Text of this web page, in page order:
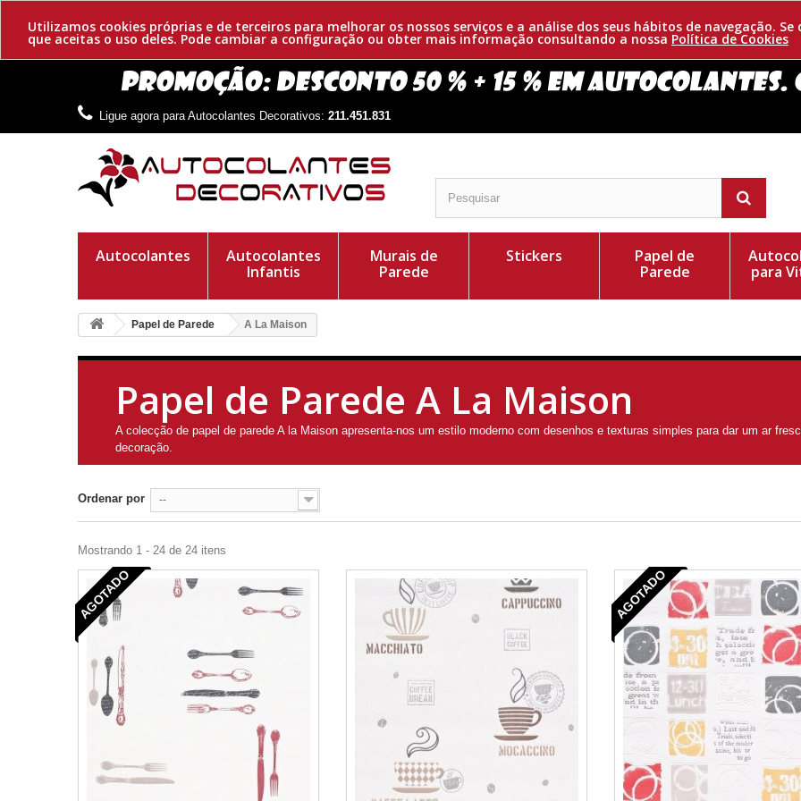
Utilizamos cookies próprias e de terceiros para melhorar os nossos serviços e a análise dos seus hábitos de navegação.
que aceitas o uso deles. Pode cambiar a configuração ou obter mais informação consultando a nossa Política de Cookies
Ligue agora para Autocolantes Decorativos: 211.451.831
Autocolantes
Autocolantes
Infantis
Murais de
Parede
Stickers
Papel de
Parede
para
Papel de Parede A La Maison
Papel de Parede A La Maison
A colecção de papel de parede A la Maison apresenta-nos um estilo moderno com desenhos e texturas simples para dar um ar
decoração.
Ordenar por --
Mostrando 1 - 24 de 24 itens
AGOTADO AGOTADO